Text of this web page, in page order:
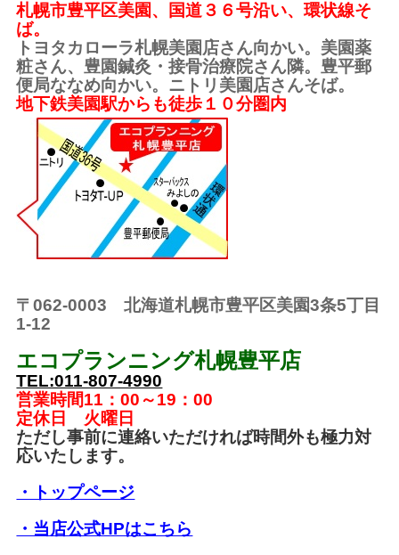
札幌市豊平区美園、国道３６号沿い、環状線そ
ば。
トヨタカローラ札幌美園店さん向かい。美園薬
粧さん、豊園鍼灸・接骨治療院さん隣。豊平郵
便局ななめ向かい。ニトリ美園店さんそば。
地下鉄美園駅からも徒歩１０分圏内
〒062-0003 北海道札幌市豊平区美園3条5丁目
1-12
エコプランニング札幌豊平店
TEL:011-807-4990
営業時間11：00～19：00
定休日 火曜日
ただし事前に連絡いただければ時間外も極力対
応いたします。
・トップページ
・当店公式HPはこちら